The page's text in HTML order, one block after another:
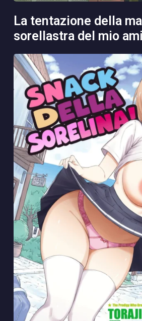
la tentazione della matrigna e
sorellastra del mio